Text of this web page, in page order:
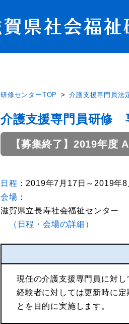
研修センターTOP 介護支援専門員法
介護支援専門員研修
【募集終了】2019年度
日程 ：2019年7月17日～2019年8
会場 ：
滋賀県立長寿社会福祉センター
（日程・会場の詳細）
現任の介護支援専門員に対
経験者に対しては更新時に
とを目的に実施します。